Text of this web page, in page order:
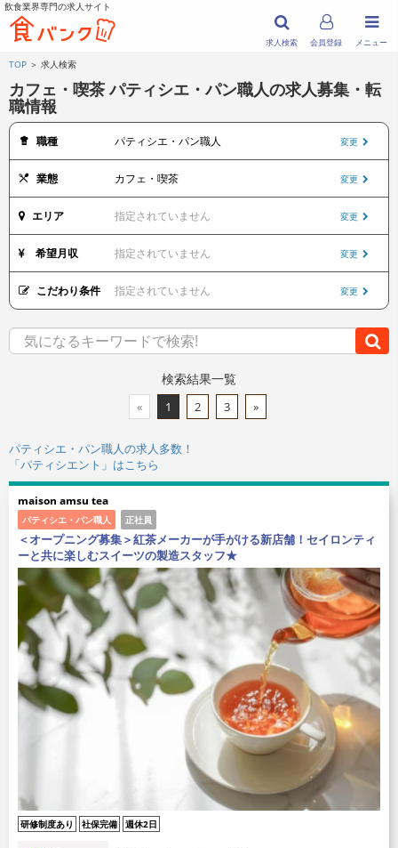
飲食業界専門の求人サイト
メニュー
求人検索 会員登録
TOP ＞ 求人検索
カフェ・喫茶 パティシエ・パン職人の求人募集・転
職情報
職種 パティシエ・パン職人 変更
業態 カフェ・喫茶 変更
エリア 指定されていません 変更
希望月収 指定されていません 変更
こだわり条件 指定されていません 変更
検索結果一覧
« 1 2 3 »
パティシエ・パン職人の求人多数！
「パティシエント」はこちら
maison amsu tea
パティシエ・パン職人 正社員
＜オープニング募集＞紅茶メーカーが手がける新店舗！セイロンティ
ーと共に楽しむスイーツの製造スタッフ★
研修制度あり 社保完備 週休2日